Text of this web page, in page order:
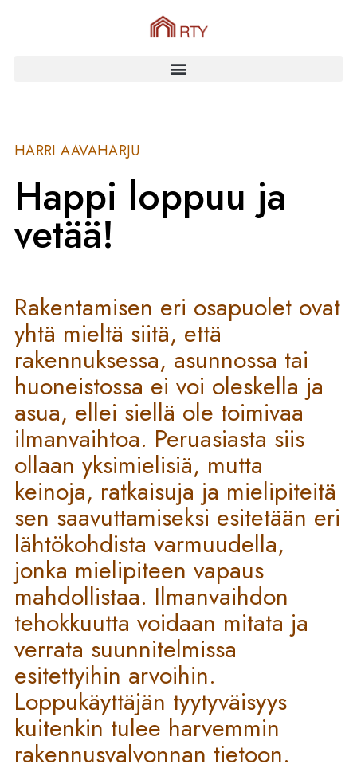
HARRI AAVAHARJU
Happi loppuu ja
vetää!
Rakentamisen eri osapuolet ovat
yhtä mieltä siitä, että
rakennuksessa, asunnossa tai
huoneistossa ei voi oleskella ja
asua, ellei siellä ole toimivaa
ilmanvaihtoa. Peruasiasta siis
ollaan yksimielisiä, mutta
keinoja, ratkaisuja ja mielipiteitä
sen saavuttamiseksi esitetään eri
lähtökohdista varmuudella,
jonka mielipiteen vapaus
mahdollistaa. Ilmanvaihdon
tehokkuutta voidaan mitata ja
verrata suunnitelmissa
esitettyihin arvoihin.
Loppukäyttäjän tyytyväisyys
kuitenkin tulee harvemmin
rakennusvalvonnan tietoon.